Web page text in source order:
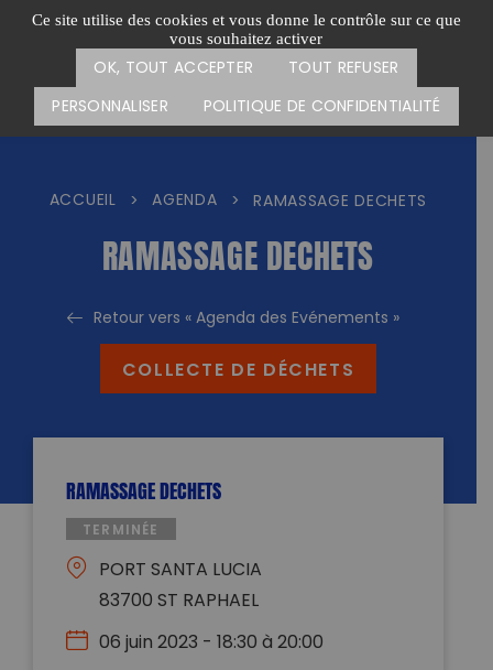
Ce site utilise des cookies et vous donne le contrôle sur ce que
vous souhaitez activer
OK, TOUT ACCEPTER
TOUT REFUSER
PERSONNALISER
POLITIQUE DE CONFIDENTIALITÉ
Passer
Menu
CARTE DES ACTIONS FAIRE UN DON
ACCUEIL > AGENDA > RAMASSAGE DECHETS
RAMASSAGE DECHETS
Retour vers « Agenda des Evénements »
COLLECTE DE DÉCHETS
RAMASSAGE DECHETS
TERMINÉE
PORT SANTA LUCIA
83700 ST RAPHAEL
06 juin 2023 - 18:30 à 20:00